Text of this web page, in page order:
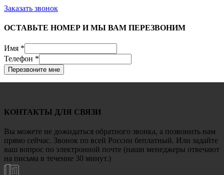
Заказать звонок
ОСТАВЬТЕ НОМЕР И МЫ ВАМ ПЕРЕЗВОНИМ
Имя *
Телефон *
Перезвоните мне
КОНТАКТЫ ДЛЯ СВЯЗИ
Вы можете не дожидаться обратного звонка, а позвонить нам
прямо сейчас. Звонок по всей России беплатный. Или задайте
ваш вопрос по электронной почте (наши менеджеры отвечают
на письма в течение 30 минут.)